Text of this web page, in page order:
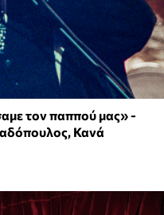
τον παππού μας» -
Κανά